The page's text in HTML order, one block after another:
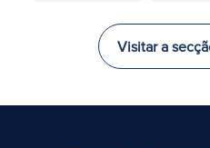
documentos
sua
Reino
Unido
Visitar a